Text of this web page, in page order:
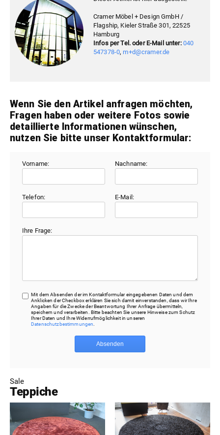
Cramer Möbel + Design GmbH /
Flagship, Kieler Straße 301, 22525
Hamburg
Infos per Tel. oder E-Mail unter: 040
547378-0,m+d@cramer.de
Wenn Sie den Artikel anfragen möchten,
Fragen haben oder weitere Fotos sowie
detaillierte Informationen wünschen,
nutzen Sie bitte unser Kontaktformular:
Vorname: Nachname:
Telefon: E-Mail:
Ihre Frage:
Mit dem Absenden der im Kontaktformular eingegebenen Daten und dem
Anklicken der Checkbox erklären Sie sich damit einverstanden, dass wir Ihre
Angaben für die Zwecke der Beantwortung Ihrer Anfrage übermitteln,
speichern und verarbeiten. Bitte beachten Sie unsere Hinweise zum Schutz
Ihrer Daten und Ihre Widerrufmöglichkeit in unseren
Datenschutzbestimmungen
Absenden
Sale
Teppiche